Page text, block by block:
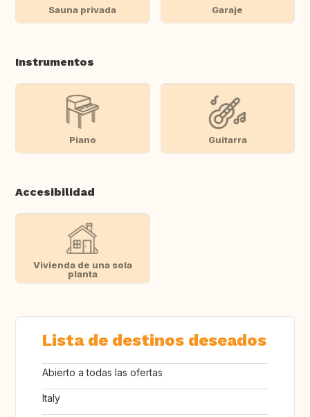
Sauna privada Garaje
Instrumentos
Piano Guitarra
Accesibilidad
Vivienda de una sola
planta
Lista de destinos deseados
Abierto a todas las ofertas
Italy